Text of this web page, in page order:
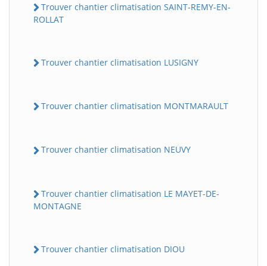
Trouver chantier climatisation SAINT-REMY-EN-
ROLLAT
Trouver chantier climatisation LUSIGNY
Trouver chantier climatisation MONTMARAULT
Trouver chantier climatisation NEUVY
Trouver chantier climatisation LE MAYET-DE-
MONTAGNE
Trouver chantier climatisation DIOU